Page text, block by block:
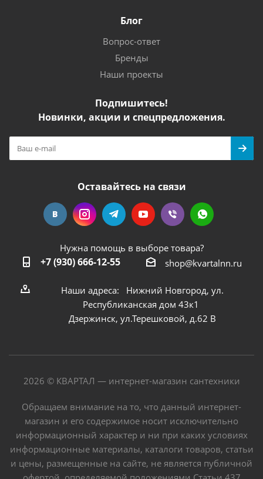
Блог
Вопрос-ответ
Бренды
Наши проекты
Подпишитесь!
Новинки, акции и спецпредложения.
Оставайтесь на связи
Нужна помощь в выборе товара?
+7 (930) 666-12-55 shop@kvartalnn.ru
Наши адреса: Нижний Новгород, ул.
Республиканская дом 43к1
Дзержинск, ул.Терешковой, д.62 В
2026 © КВАРТАЛ — интернет-магазин сантехники
Обращаем внимание на то, что данный интернет-
магазин и его содержимое носит исключительно
информационный характер и ни при каких условиях
информационные материалы, каталоги товаров, статьи
и цены, размещенные на сайте, не является публичной